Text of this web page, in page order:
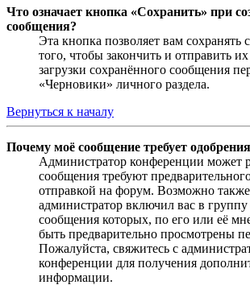
Что означает кнопка «Сохранить» при
сообщения?
Эта кнопка позволяет вам сохранять
того, чтобы закончить и отправить
загрузки сохранённого сообщения
«Черновики» личного раздела.
Вернуться к началу
Почему моё сообщение требует
Администратор конференции может
сообщения требуют
отправкой на форум. Возможно
администратор включил вас в группу
сообщения которых, по его или её
быть предварительно просмотрены
Пожалуйста, свяжитесь с
конференции для получения
информации.